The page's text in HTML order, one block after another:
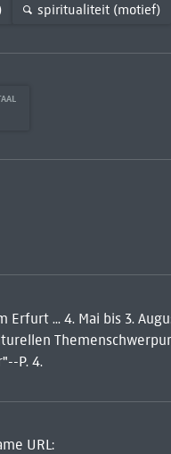
spiritualiteit (motief)
... 4. Mai bis 3.
P. 4.
URL: